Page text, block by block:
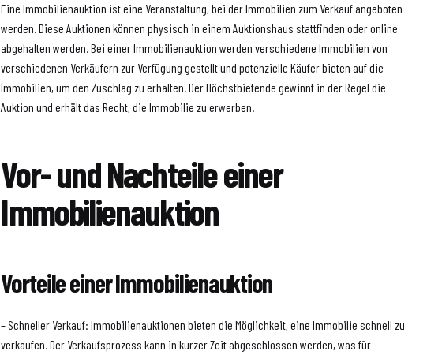
Eine Immobilienauktion ist eine Veranstaltung, bei der Immobilien zum Verkauf angeboten
werden. Diese Auktionen können physisch in einem Auktionshaus stattfinden oder online
abgehalten werden. Bei einer Immobilienauktion werden verschiedene Immobilien von
verschiedenen Verkäufern zur Verfügung gestellt und potenzielle Käufer bieten auf die
Immobilien, um den Zuschlag zu erhalten. Der Höchstbietende gewinnt in der Regel die
Auktion und erhält das Recht, die Immobilie zu erwerben.
Vor- und Nachteile einer
Immobilienauktion
Vorteile einer Immobilienauktion
– Schneller Verkauf: Immobilienauktionen bieten die Möglichkeit, eine Immobilie schnell zu
verkaufen. Der Verkaufsprozess kann in kurzer Zeit abgeschlossen werden, was für